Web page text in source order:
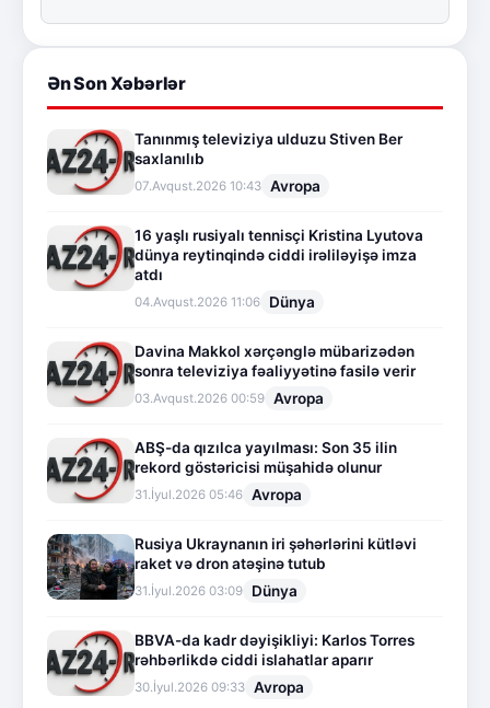
Ən Son Xəbərlər
Tanınmış televiziya ulduzu Stiven Ber
saxlanılıb
07.Avqust.2026 10:43 Avropa
16 yaşlı rusiyalı tennisçi Kristina Lyutova
dünya reytinqində ciddi irəliləyişə imza
atdı
04.Avqust.2026 11:06 Dünya
Davina Makkol xərçənglə mübarizədən
sonra televiziya fəaliyyətinə fasilə verir
03.Avqust.2026 00:59 Avropa
ABŞ-da qızılca yayılması: Son 35 ilin
rekord göstəricisi müşahidə olunur
31.İyul.2026 05:46 Avropa
Rusiya Ukraynanın iri şəhərlərini kütləvi
raket və dron atəşinə tutub
31.İyul.2026 03:09 Dünya
BBVA-da kadr dəyişikliyi: Karlos Torres
rəhbərlikdə ciddi islahatlar aparır
30.İyul.2026 09:33 Avropa